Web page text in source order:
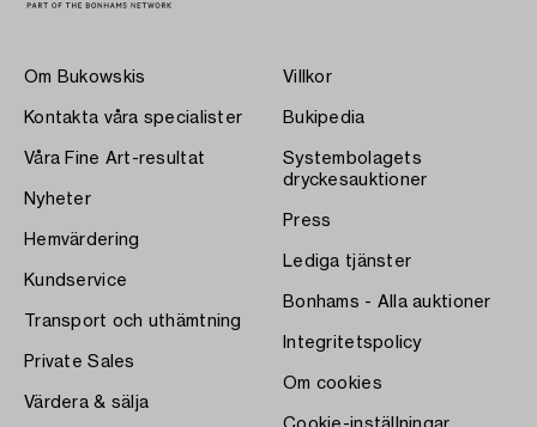
Om Bukowskis
Kontakta våra specialister
Våra Fine Art-resultat
Nyheter
Hemvärdering
Kundservice
Transport och uthämtning
Private Sales
Värdera & sälja
Villkor
Bukipedia
Systembolagets
dryckesauktioner
Press
Lediga tjänster
Bonhams - Alla auktioner
Integritetspolicy
Om cookies